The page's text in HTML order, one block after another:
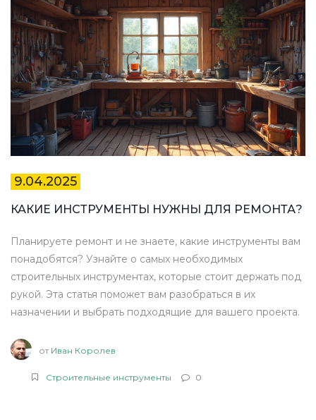
9.04.2025
КАКИЕ ИНСТРУМЕНТЫ НУЖНЫ ДЛЯ РЕМОНТА?
Планируете ремонт и не знаете, какие инструменты вам
понадобятся? Узнайте о самых необходимых
строительных инструментах, которые стоит держать под
рукой. Эта статья поможет вам разобраться в их
назначении и выбрать подходящие для вашего проекта.
от Иван Королев
Строительные инструменты 0